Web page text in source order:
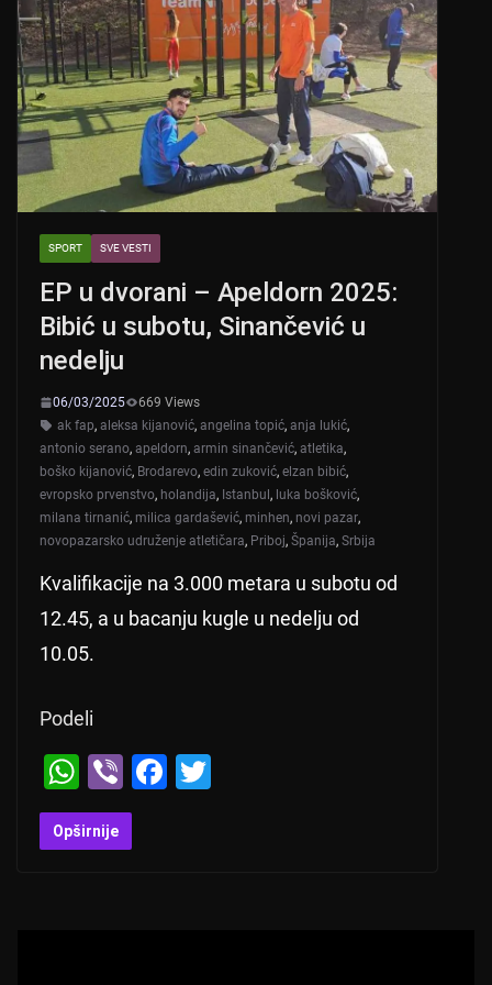
SPORT SVE VESTI
EP u dvorani – Apeldorn 2025:
Bibić u subotu, Sinančević u
nedelju
06/03/2025
669 Views
ak fap, aleksa kijanović, angelina topić, anja lukić,
antonio serano, apeldorn, armin sinančević, atletika,
boško kijanović, Brodarevo, edin zuković, elzan bibić,
evropsko prvenstvo, holandija, Istanbul, luka bošković,
milana tirnanić, milica gardašević, minhen, novi pazar,
novopazarsko udruženje atletičara, Priboj, Španija, Srbija
Kvalifikacije na 3.000 metara u subotu od
12.45, a u bacanju kugle u nedelju od
10.05.
Podeli
W
h
at
Vi
b
er
F
Opširnije